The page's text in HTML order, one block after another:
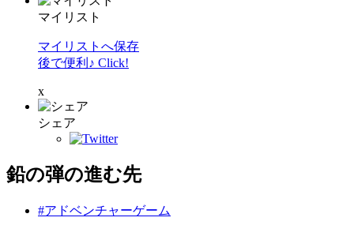
マイリスト
マイリストへ保存
後で便利♪ Click!
x
シェア
鉛の弾の進む先
#アドベンチャーゲーム